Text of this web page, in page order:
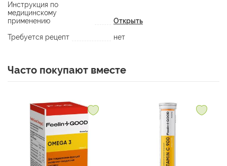
Инструкция по
медицинскому
применению
Открыть
Требуется рецепт
нет
Часто покупают вместе